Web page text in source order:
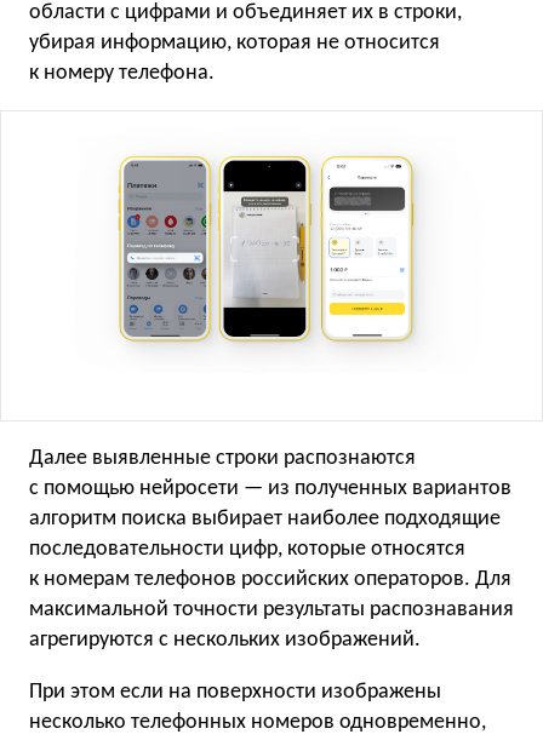
области с цифрами и объединяет их в строки,
убирая информацию, которая не относится
к номеру телефона.
Далее выявленные строки распознаются
с помощью нейросети — из полученных вариантов
алгоритм поиска выбирает наиболее подходящие
последовательности цифр, которые относятся
к номерам телефонов российских операторов. Для
максимальной точности результаты распознавания
агрегируются с нескольких изображений.
При этом если на поверхности изображены
несколько телефонных номеров одновременно,